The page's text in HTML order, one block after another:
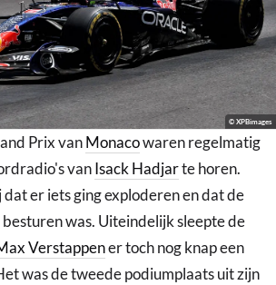
© XPBimages
Prix vanMonacowaren regelmatig
vanIsack Hadjarte horen.
er iets ging exploderen en dat de
was. Uiteindelijk sleepte de
Verstappener toch nog knap een
was de tweede podiumplaats uit zijn